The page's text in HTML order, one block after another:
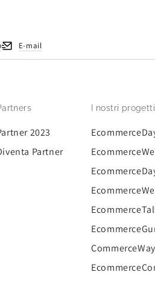
E-mail
2023
Partner
I nostri progetti
CommerceWay